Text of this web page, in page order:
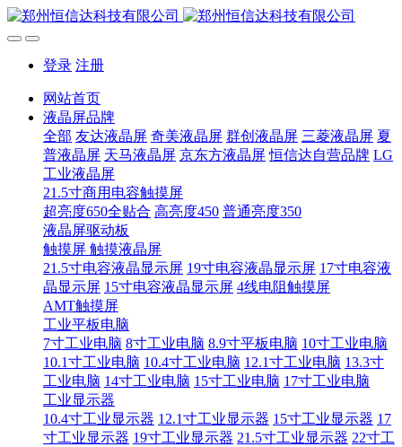
登录 注册
网站首页
液晶屏品牌
全部 友达液晶屏 奇美液晶屏 群创液晶屏 三菱液晶屏 夏
普液晶屏 天马液晶屏 京东方液晶屏 恒信达自营品牌 LG
工业液晶屏
21.5寸商用电容触摸屏
超亮度650全贴合 高亮度450 普通亮度350
液晶屏驱动板
触摸屏 触摸液晶屏
21.5寸电容液晶显示屏 19寸电容液晶显示屏 17寸电容液
晶显示屏 15寸电容液晶显示屏 4线电阻触摸屏
AMT触摸屏
工业平板电脑
7寸工业电脑 8寸工业电脑 8.9寸平板电脑 10寸工业电脑
10.1寸工业电脑 10.4寸工业电脑 12.1寸工业电脑 13.3寸
工业电脑 14寸工业电脑 15寸工业电脑 17寸工业电脑
工业显示器
10.4寸工业显示器 12.1寸工业显示器 15寸工业显示器 17
寸工业显示器 19寸工业显示器 21.5寸工业显示器 22寸工